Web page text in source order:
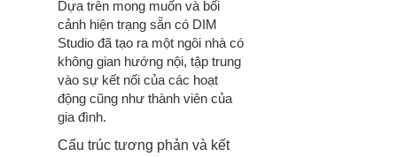
Dựa trên mong muốn và bối
cảnh hiện trạng sẵn có DIM
Studio đã tạo ra một ngôi nhà có
không gian hướng nội, tập trung
vào sự kết nối của các hoạt
động cũng như thành viên của
gia đình.
Cấu trúc tương phản và kết